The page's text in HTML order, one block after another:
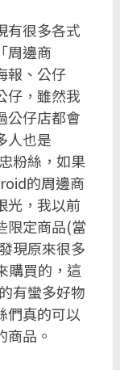
有很多各式
周邊商
報、公仔
仔，雖然我
公仔店都會
人也是
粉絲，如果
的周邊商
光，我以前
限定商品(當
現原來很多
購買的，這
有蠻多好物
們真的可以
品。